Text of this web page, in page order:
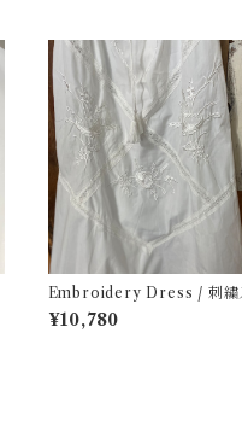
Embroidery Dress / 刺繍
キャミ ドレス
¥10,780